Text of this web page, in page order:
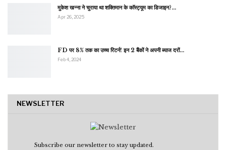
मुकेश खन्ना ने चुराया था शक्तिमान के कॉस्ट्यूम का डिजाइन?…
Apr 26, 2025
FD पर 8% तक का उच्च रिटर्न! इन 2 बैंकों ने अपनी ब्याज दरों…
Feb 4, 2024
NEWSLETTER
Subscribe our newsletter to stay updated.